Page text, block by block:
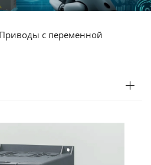
Приводы с переменной